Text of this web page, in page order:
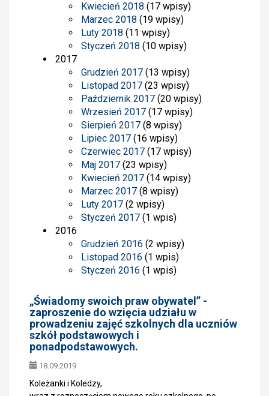
Kwiecień 2018 (17 wpisy)
Marzec 2018 (19 wpisy)
Luty 2018 (11 wpisy)
Styczeń 2018 (10 wpisy)
2017
Grudzień 2017 (13 wpisy)
Listopad 2017 (23 wpisy)
Październik 2017 (20 wpisy)
Wrzesień 2017 (17 wpisy)
Sierpień 2017 (8 wpisy)
Lipiec 2017 (16 wpisy)
Czerwiec 2017 (17 wpisy)
Maj 2017 (23 wpisy)
Kwiecień 2017 (14 wpisy)
Marzec 2017 (8 wpisy)
Luty 2017 (2 wpisy)
Styczeń 2017 (1 wpis)
2016
Grudzień 2016 (2 wpisy)
Listopad 2016 (1 wpis)
Styczeń 2016 (1 wpis)
„Świadomy swoich praw obywatel” -
zaproszenie do wzięcia udziału w
prowadzeniu zajęć szkolnych dla uczniów
szkół podstawowych i
ponadpodstawowych.
18.09.2019
Koleżanki i Koledzy,